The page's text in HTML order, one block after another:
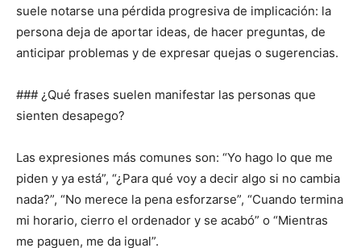
suele notarse una pérdida progresiva de implicación: la
persona deja de aportar ideas, de hacer preguntas, de
anticipar problemas y de expresar quejas o sugerencias.
### ¿Qué frases suelen manifestar las personas que
sienten desapego?
Las expresiones más comunes son: “Yo hago lo que me
piden y ya está”, “¿Para qué voy a decir algo si no cambia
nada?”, “No merece la pena esforzarse”, “Cuando termina
mi horario, cierro el ordenador y se acabó” o “Mientras
me paguen, me da igual”.